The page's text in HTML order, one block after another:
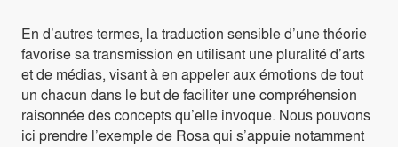
En d’autres termes, la traduction sensible d’une théorie
favorise sa transmission en utilisant une pluralité d’arts
et de médias, visant à en appeler aux émotions de tout
un chacun dans le but de faciliter une compréhension
raisonnée des concepts qu’elle invoque. Nous pouvons
ici prendre l’exemple de Rosa qui s’appuie notamment